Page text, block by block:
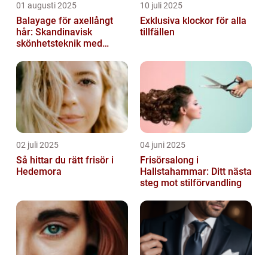
01 augusti 2025
Balayage för axellångt
hår: Skandinavisk
skönhetsteknik med
10 juli 2025
Exklusiva klockor för alla
tillfällen
02 juli 2025
Så hittar du rätt frisör i
Hedemora
04 juni 2025
Frisörsalong i
Hallstahammar: Ditt nästa
steg mot stilförvandling